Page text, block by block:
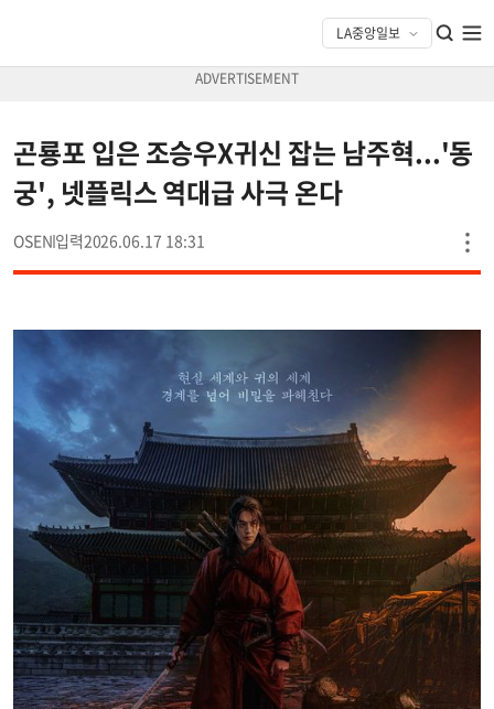
곤룡포 입은 조승우X귀신 잡는 남주혁...'동
궁', 넷플릭스 역대급 사극 온다
OSEN 2026.06.17 18:31